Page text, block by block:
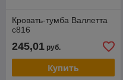
Кровать-тумба Валлетта
с816
245,01 руб.
Купить